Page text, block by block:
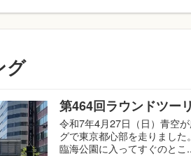
グ
第464回ラウンドツー
令和7年4月27日（日）青空
グで東京都心部を走りまし
臨海公園に入ってすぐのとこ